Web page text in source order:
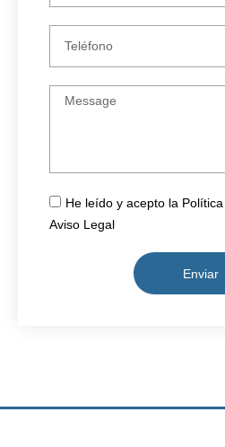
He leído y acepto la
Aviso Legal
Enviar